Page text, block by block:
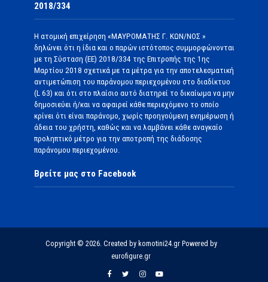
2018/334
Η ατομική επιχείρηση «ΜΑΥΡΟΜΑΤΗΣ Γ. ΚΩΝ/ΝΟΣ »
δηλώνει ότι η ίδια και ο παρών ιστότοπος συμμορφώνονται
με τη Σύσταση (ΕΕ) 2018/334 της Επιτροπής της 1ης
Μαρτίου 2018 σχετικά με τα μέτρα για την αποτελεσματική
αντιμετώπιση του παράνομου περιεχομένου στο διαδίκτυο
(L 63) και ότι στο πλαίσιο αυτό διατηρεί το δικαίωμα να μην
δημοσιεύει ή/και να αφαιρεί κάθε περιεχόμενο το οποίο
κρίνει ότι είναι παράνομο, χωρίς προηγούμενη ενημέρωση ή
άδεια του χρήστη, καθώς και να λαμβάνει κάθε αναγκαίο
προληπτικό μέτρο για την αποτροπή της διάδοσης
παράνομου περιεχομένου.
Βρείτε μας στο Facebook
Copyright © 2026. Created by komotini24.gr Powered by
eurofigure.gr